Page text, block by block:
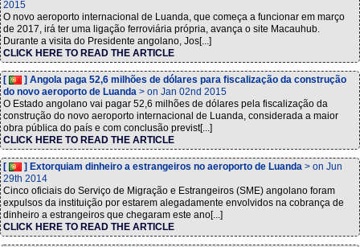
2015
O novo aeroporto internacional de Luanda, que começa a funcionar em março
de 2017, irá ter uma ligação ferroviária própria, avança o site Macauhub.
Durante a visita do Presidente angolano, Jos[...]
CLICK HERE TO READ THE ARTICLE
[
] Angola paga 52,6 milhões de dólares para fiscalização da construção
do novo aeroporto de Luanda > on Jan 02nd 2015
O Estado angolano vai pagar 52,6 milhões de dólares pela fiscalização da
construção do novo aeroporto internacional de Luanda, considerada a maior
obra pública do país e com conclusão previst[...]
CLICK HERE TO READ THE ARTICLE
[ ] Extorquiam dinheiro a estrangeiros no aeroporto de Luanda > on Jun
29th 2014
Cinco oficiais do Serviço de Migração e Estrangeiros (SME) angolano foram
expulsos da instituição por estarem alegadamente envolvidos na cobrança de
dinheiro a estrangeiros que chegaram este ano[...]
CLICK HERE TO READ THE ARTICLE